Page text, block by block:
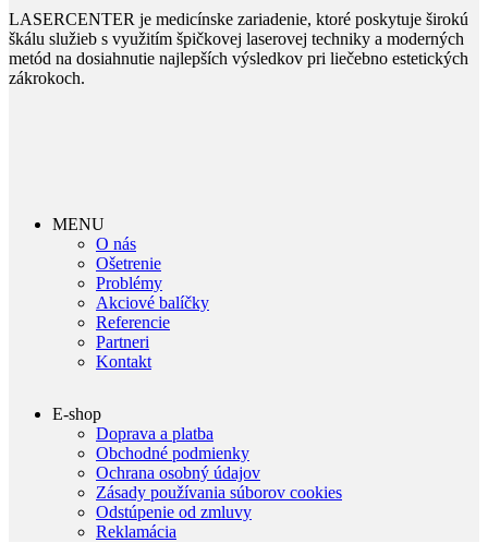
LASERCENTER je medicínske zariadenie, ktoré poskytuje širokú
škálu služieb s využitím špičkovej laserovej techniky a moderných
metód na dosiahnutie najlepších výsledkov pri liečebno estetických
zákrokoch.
MENU
O nás
Ošetrenie
Problémy
Akciové balíčky
Referencie
Partneri
Kontakt
E-shop
Doprava a platba
Obchodné podmienky
Ochrana osobný údajov
Zásady používania súborov cookies
Odstúpenie od zmluvy
Reklamácia